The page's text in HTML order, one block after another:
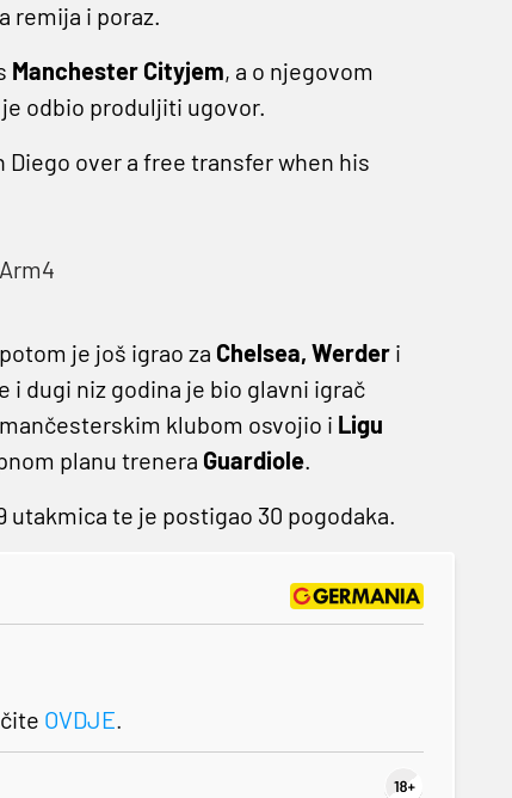
remija i poraz.
Manchester Cityjem, a o njegovom
odbio produljiti ugovor.
Diego over a free transfer when his
je još igrao za Chelsea, Werder i
i dugi niz godina je bio glavni igrač
klubom osvojio i Ligu
planu trenera Guardiole.
utakmica te je postigao 30 pogodaka.
OVDJE.